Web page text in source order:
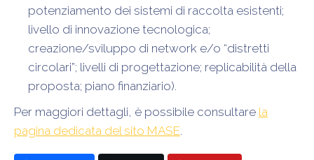
potenziamento dei sistemi di raccolta esistenti;
livello di innovazione tecnologica;
creazione/sviluppo di network e/o “distretti
circolari”; livelli di progettazione; replicabilità della
proposta; piano finanziario).
Per maggiori dettagli, è possibile consultare la
pagina dedicata del sito MASE.